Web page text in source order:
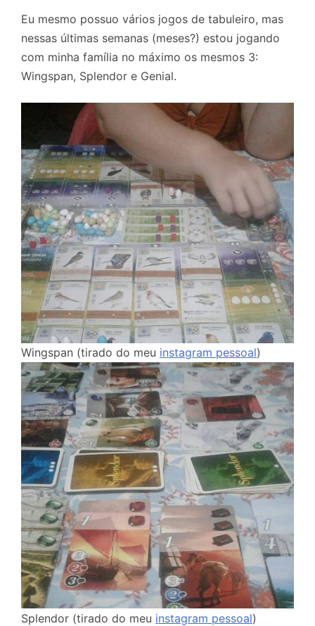
Eu mesmo possuo vários jogos de tabuleiro, mas
nessas últimas semanas (meses?) estou jogando
com minha família no máximo os mesmos 3:
Wingspan, Splendor e Genial.
Wingspan (tirado do meu instagram pessoal)
Splendor (tirado do meu instagram pessoal)